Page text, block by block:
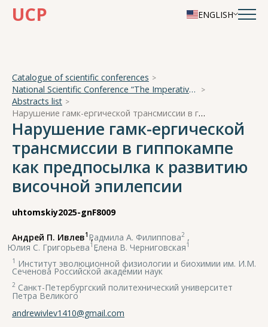
UCP ENGLISH
Catalogue of scientific conferences
National Scientific Conference “The Imperative of Academician A. A. Ukhtomsky - the Brain and its Self-Cognition”
Abstracts list
Нарушение гамк-ергической трансмиссии в гиппокампе как предпосылка к развитию височной эпилепсии
Нарушение гамк-ергической
трансмиссии в гиппокампе
как предпосылка к развитию
височной эпилепсии
uhtomskiy2025-gnF8009
Андрей П. Ивлев1 ,
Радмила А. Филиппова2 ,
Юлия С. Григорьева1 ,
Елена В. Черниговская1
1 Институт эволюционной физиологии и биохимии им. И.М.
Сеченова Российской академии наук
2 Санкт-Петербургский политехнический университет
Петра Великого
andrewivlev1410@gmail.com